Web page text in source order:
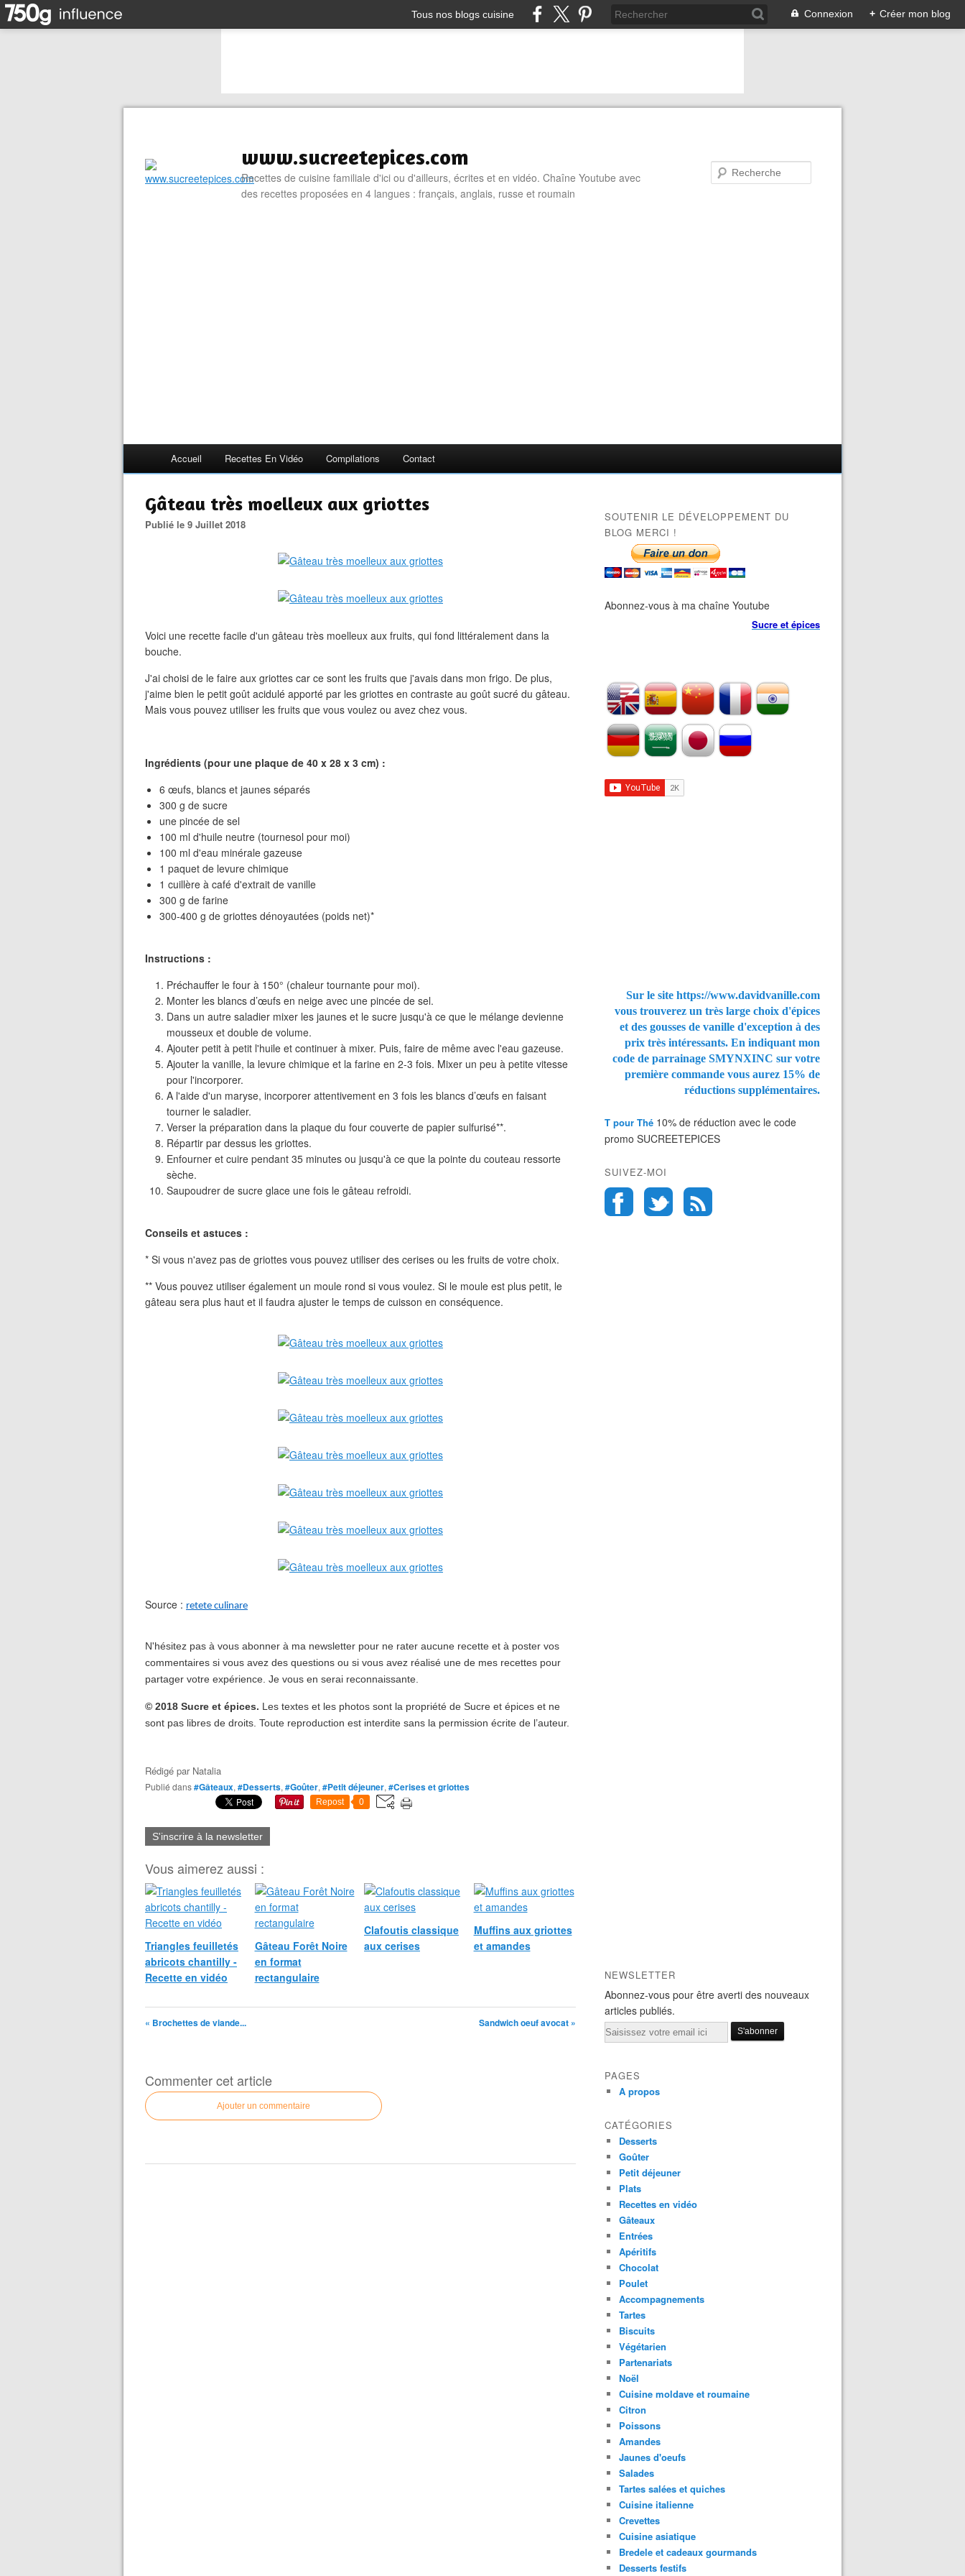
Tous nos blogs cuisine Connexion + Créer mon blog
www.sucreetepices.com
Recettes de cuisine familiale d'ici ou d'ailleurs, écrites et en vidéo. Chaîne Youtube avec
des recettes proposées en 4 langues : français, anglais, russe et roumain
Accueil Recettes En Vidéo Compilations Contact
Gâteau très moelleux aux griottes
Publié le 9 Juillet 2018
Voici une recette facile d'un gâteau très moelleux aux fruits, qui fond littéralement dans la
bouche.
J'ai choisi de le faire aux griottes car ce sont les fruits que j'avais dans mon frigo. De plus,
j'aime bien le petit goût acidulé apporté par les griottes en contraste au goût sucré du gâteau.
Mais vous pouvez utiliser les fruits que vous voulez ou avez chez vous.
Ingrédients (pour une plaque de 40 x 28 x 3 cm) :
6 œufs, blancs et jaunes séparés
300 g de sucre
une pincée de sel
100 ml d'huile neutre (tournesol pour moi)
100 ml d'eau minérale gazeuse
1 paquet de levure chimique
1 cuillère à café d'extrait de vanille
300 g de farine
300-400 g de griottes dénoyautées (poids net)*
Instructions :
Préchauffer le four à 150° (chaleur tournante pour moi).
Monter les blancs d’œufs en neige avec une pincée de sel.
Dans un autre saladier mixer les jaunes et le sucre jusqu'à ce que le mélange devienne
mousseux et double de volume.
Ajouter petit à petit l'huile et continuer à mixer. Puis, faire de même avec l'eau gazeuse.
Ajouter la vanille, la levure chimique et la farine en 2-3 fois. Mixer un peu à petite vitesse
pour l'incorporer.
A l'aide d'un maryse, incorporer attentivement en 3 fois les blancs d’œufs en faisant
tourner le saladier.
Verser la préparation dans la plaque du four couverte de papier sulfurisé**.
Répartir par dessus les griottes.
Enfourner et cuire pendant 35 minutes ou jusqu'à ce que la pointe du couteau ressorte
sèche.
Saupoudrer de sucre glace une fois le gâteau refroidi.
Conseils et astuces :
* Si vous n'avez pas de griottes vous pouvez utiliser des cerises ou les fruits de votre choix.
** Vous pouvez utiliser également un moule rond si vous voulez. Si le moule est plus petit, le
gâteau sera plus haut et il faudra ajuster le temps de cuisson en conséquence.
Source : retete culinare
N'hésitez pas à vous abonner à ma newsletter pour ne rater aucune recette et à poster vos
commentaires si vous avez des questions ou si vous avez réalisé une de mes recettes pour
partager votre expérience. Je vous en serai reconnaissante.
© 2018 Sucre et épices. Les textes et les photos sont la propriété de Sucre et épices et ne
sont pas libres de droits. Toute reproduction est interdite sans la permission écrite de l’auteur.
Rédigé par Natalia
Publié dans#Gâteaux, #Desserts, #Goûter, #Petit déjeuner, #Cerises et griottes
Repost 0
S'inscrire à la newsletter
Vous aimerez aussi :
Triangles feuilletés
abricots chantilly -
Recette en vidéo
Gâteau Forêt Noire
en format
rectangulaire
Clafoutis classique
aux cerises
Muffins aux griottes
et amandes
« Brochettes de viande... Sandwich oeuf avocat »
Commenter cet article
Ajouter un commentaire
SOUTENIR LE DÉVELOPPEMENT DU
BLOG MERCI !
Abonnez-vous à ma chaîne Youtube
Sucre et épices
Sur le site https://www.davidvanille.com
vous trouverez un très large choix d'épices
et des gousses de vanille d'exception à des
prix très intéressants. En indiquant mon
code de parrainage SMYNXINC sur votre
première commande vous aurez 15% de
réductions supplémentaires.
T pour Thé 10% de réduction avec le code
promo SUCREETEPICES
SUIVEZ-MOI
NEWSLETTER
Abonnez-vous pour être averti des nouveaux
articles publiés.
Email
PAGES
A propos
CATÉGORIES
Desserts
Goûter
Petit déjeuner
Plats
Recettes en vidéo
Gâteaux
Entrées
Apéritifs
Chocolat
Poulet
Accompagnements
Tartes
Biscuits
Végétarien
Partenariats
Noël
Cuisine moldave et roumaine
Citron
Poissons
Amandes
Jaunes d'oeufs
Salades
Tartes salées et quiches
Cuisine italienne
Crevettes
Cuisine asiatique
Bredele et cadeaux gourmands
Desserts festifs